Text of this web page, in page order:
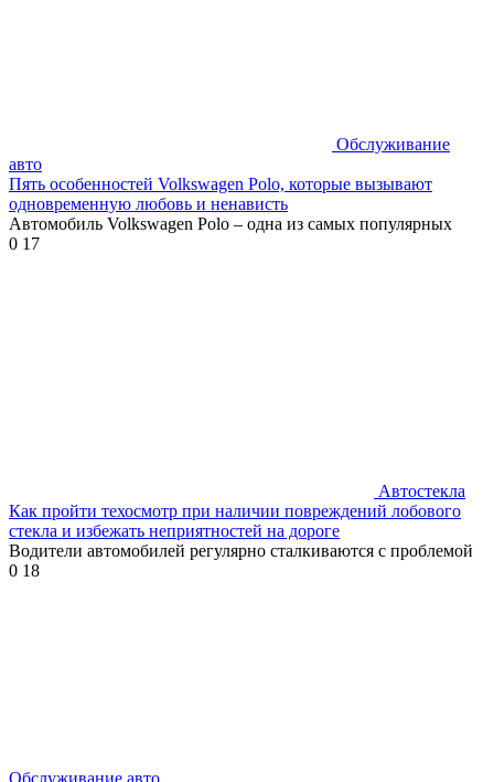
Обслуживание
авто
Пять особенностей Volkswagen Polo, которые вызывают
одновременную любовь и ненависть
Автомобиль Volkswagen Polo – одна из самых популярных
0 17
Автостекла
Как пройти техосмотр при наличии повреждений лобового
стекла и избежать неприятностей на дороге
Водители автомобилей регулярно сталкиваются с проблемой
0 18
Обслуживание авто